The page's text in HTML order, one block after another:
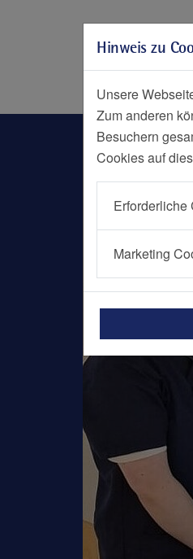
Zum Seitenende springen
Menü
Nachrichten
Hinweis zu
Unsere
Zum anderen
Besuchern
Cookies auf
Erforderliche
Marketing